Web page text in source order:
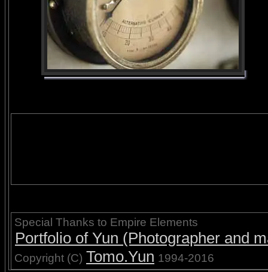
Special Thanks to Empire Elements
Portfolio of Yun (Photographer and
Copyright (C) Tomo.Yun 1994-2016